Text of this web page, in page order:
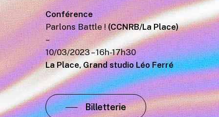
Conférence
Parlons Battle !(CCNRB/La Place)
–
10/03/2023 – 16h-17h30
La Place, Grand studio Léo Ferré
Billetterie